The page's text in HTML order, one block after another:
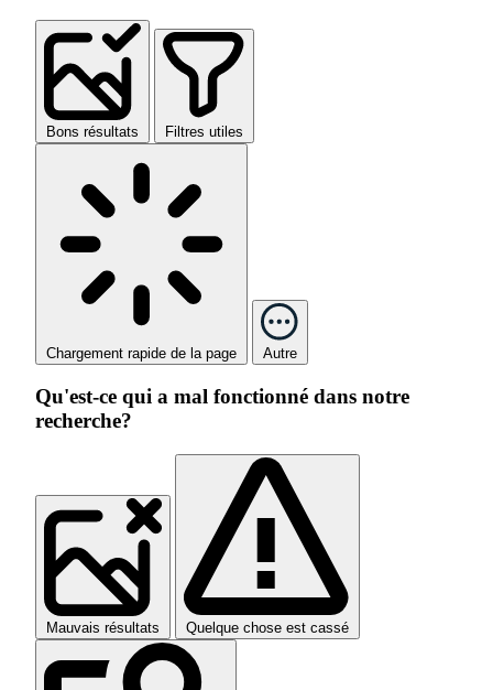
Bons résultats Filtres utiles
Chargement rapide de la page Autre
Qu'est-ce qui a mal fonctionné dans notre
recherche?
Mauvais résultats Quelque chose est cassé